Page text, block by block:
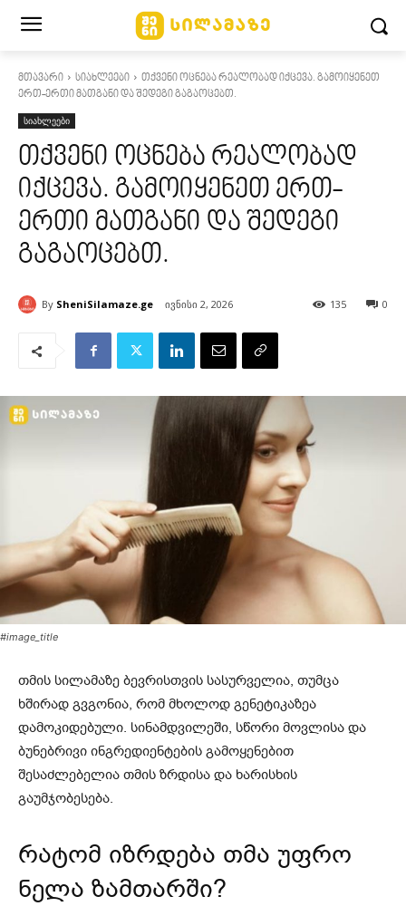
მთავარი სიახლეები
თქვენი ოცნება რეალობად იქცევა. გამოიყენეთ
ერთ-ერთი მათგანი და შედეგი გაგაოცებთ.
სიახლეები
თქვენი ოცნება რეალობად
იქცევა. გამოიყენეთ ერთ-
ერთი მათგანი და შედეგი
გაგაოცებთ.
By SheniSilamaze.ge ივნისი 2, 2026 0
135
#image_title
თმის სილამაზე ბევრისთვის სასურველია, თუმცა
ხშირად გვგონია, რომ მხოლოდ გენეტიკაზეა
დამოკიდებული. სინამდვილეში, სწორი მოვლისა და
ბუნებრივი ინგრედიენტების გამოყენებით
შესაძლებელია თმის ზრდისა და ხარისხის
გაუმჯობესება.
რატომ იზრდება თმა უფრო
ნელა ზამთარში?